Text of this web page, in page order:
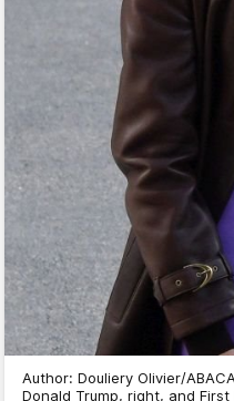
Author: Douliery Olivier/
Donald Trump, right, and